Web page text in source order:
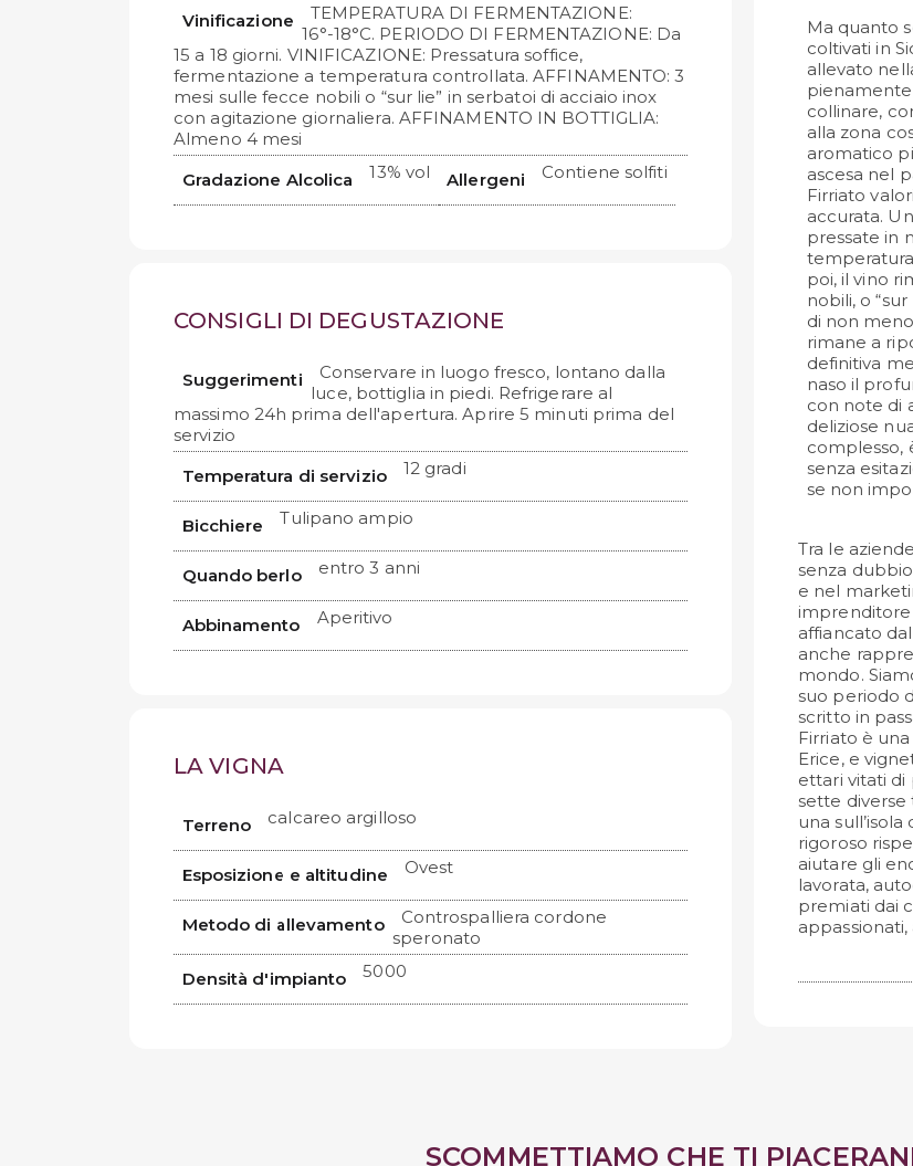
Vinificazione
TEMPERATURA DI FERMENTAZIONE:
16°-18°C. PERIODO DI FERMENTAZIONE: Da
15 a 18 giorni. VINIFICAZIONE: Pressatura soffice,
fermentazione a temperatura controllata. AFFINAMENTO: 3
mesi sulle fecce nobili o “sur lie” in serbatoi di acciaio inox
con agitazione giornaliera. AFFINAMENTO IN BOTTIGLIA:
Almeno 4 mesi
Gradazione Alcolica
13% vol Allergeni Contiene solfiti
CONSIGLI DI DEGUSTAZIONE
Suggerimenti
Conservare in luogo fresco, lontano dalla
luce, bottiglia in piedi. Refrigerare al
massimo 24h prima dell'apertura. Aprire 5 minuti prima del
servizio
Temperatura di servizio
12 gradi
Bicchiere Tulipano ampio
Quando berlo entro 3 anni
Abbinamento Aperitivo
LA VIGNA
Terreno calcareo argilloso
Esposizione e altitudine Ovest
Metodo di allevamento
Controspalliera cordone
speronato
Densità d'impianto
5000
Ma quanto
coltivati in
allevato
collinare,
alla zona
aromatico
ascesa nel
Firriato
accurata.
pressate in
poi, il vino
nobili, o
di non
rimane a
definitiva
naso il
con note di
deliziose
complesso,
senza
se non
Tra le
senza
e nel
imprenditore
affiancato
anche
mondo.
suo periodo
scritto in
Firriato è
Erice, e
ettari vitati di
sette diverse
una
rigoroso
aiutare gli
lavorata,
premiati dai
SCOMMETTIAMO CHE TI